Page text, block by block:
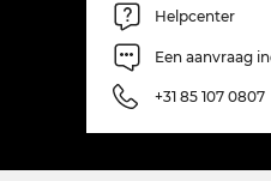
Helpcenter
Een aanvraag
+31 85 107 0807